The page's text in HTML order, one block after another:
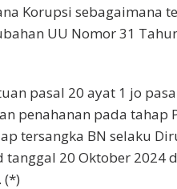
Korupsi sebagaimana
UU Nomor 31
pasal 20 ayat 1 jo
penahanan pada tahap
tersangka BN selaku
20 Oktober 2024
(*)